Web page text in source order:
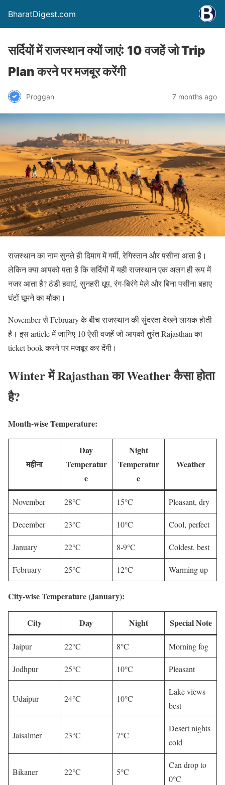
BharatDigest.com
सर्दियों में राजस्थान क्यों जाएं: 10 वजहें जो Trip
Plan करने पर मजबूर करेंगी
Proggan 7 months ago
राजस्थान का नाम सुनते ही दिमाग में गर्मी, रेगिस्तान और पसीना आता है।
लेकिन क्या आपको पता है कि सर्दियों में यही राजस्थान एक अलग ही रूप में
नजर आता है? ठंडी हवाएं, सुनहरी धूप, रंग-बिरंगे मेले और बिना पसीना बहाए
घंटों घूमने का मौका।
November से February के बीच राजस्थान की सुंदरता देखने लायक होती
है। इस article में जानिए 10 ऐसी वजहें जो आपको तुरंत Rajasthan का
ticket book करने पर मजबूर कर देंगी।
Winter में Rajasthan का Weather कैसा होता
है?
Month-wise Temperature:
महीना
Day
Temperatur
e
Night
Temperatur
e
Weather
November 28°C 15°C Pleasant, dry
December 23°C 10°C Cool, perfect
January 22°C 8-9°C Coldest, best
February 25°C 12°C Warming up
City-wise Temperature (January):
City Day Night Special Note
Jaipur 22°C 8°C Morning fog
Jodhpur 25°C 10°C Pleasant
Udaipur 24°C 10°C
Lake views
best
Jaisalmer 23°C 7°C
Desert nights
cold
Bikaner 22°C 5°C
Can drop to
0°C